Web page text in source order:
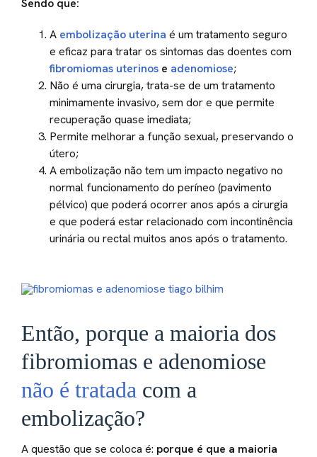
Sendo que:
A embolização uterina é um tratamento seguro
e eficaz para tratar os sintomas das doentes com
fibromiomas uterinos e adenomiose;
Não é uma cirurgia, trata-se de um tratamento
minimamente invasivo, sem dor e que permite
recuperação quase imediata;
Permite melhorar a função sexual, preservando o
útero;
A embolização não tem um impacto negativo no
normal funcionamento do períneo (pavimento
pélvico) que poderá ocorrer anos após a cirurgia
e que poderá estar relacionado com incontinência
urinária ou rectal muitos anos após o tratamento.
Então, porque a maioria dos
fibromiomas e adenomiose
não é tratada com a
embolização?
A questão que se coloca é: porque é que a maioria